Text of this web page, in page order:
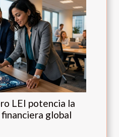
LEI potencia la
global